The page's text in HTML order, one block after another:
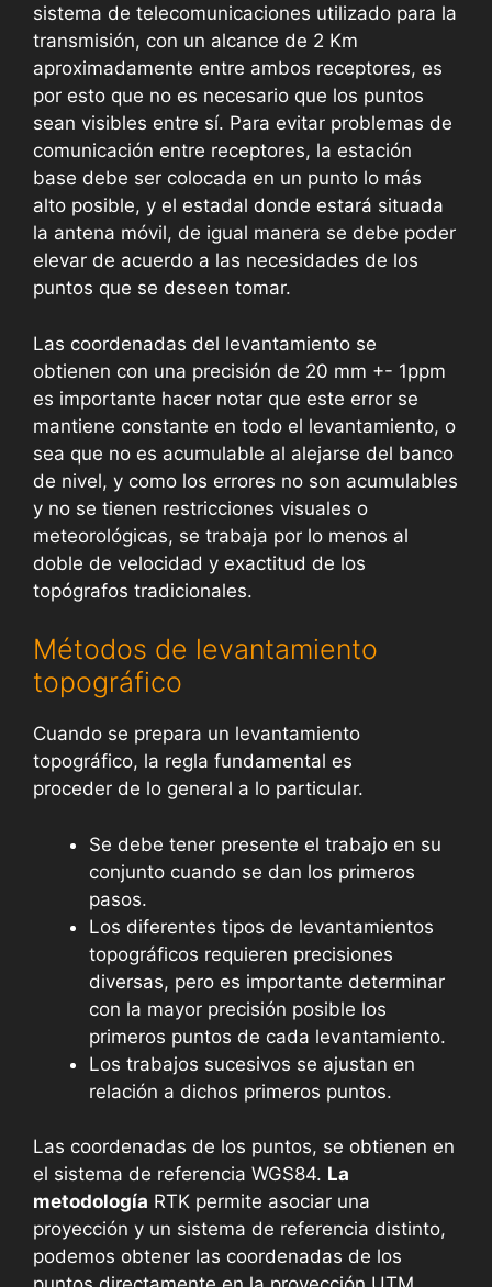
sistema de telecomunicaciones utilizado para la
transmisión, con un alcance de 2 Km
aproximadamente entre ambos receptores, es
por esto que no es necesario que los puntos
sean visibles entre sí. Para evitar problemas de
comunicación entre receptores, la estación
base debe ser colocada en un punto lo más
alto posible, y el estadal donde estará situada
la antena móvil, de igual manera se debe poder
elevar de acuerdo a las necesidades de los
puntos que se deseen tomar.
Las coordenadas del levantamiento se
obtienen con una precisión de 20 mm +- 1ppm
es importante hacer notar que este error se
mantiene constante en todo el levantamiento, o
sea que no es acumulable al alejarse del banco
de nivel, y como los errores no son acumulables
y no se tienen restricciones visuales o
meteorológicas, se trabaja por lo menos al
doble de velocidad y exactitud de los
topógrafos tradicionales.
Métodos de levantamiento
topográfico
Cuando se prepara un levantamiento
topográfico, la regla fundamental es
proceder de lo general a lo particular.
Se debe tener presente el trabajo en su
conjunto cuando se dan los primeros
pasos.
Los diferentes tipos de levantamientos
topográficos requieren precisiones
diversas, pero es importante determinar
con la mayor precisión posible los
primeros puntos de cada levantamiento.
Los trabajos sucesivos se ajustan en
relación a dichos primeros puntos.
Las coordenadas de los puntos, se obtienen en
el sistema de referencia WGS84. La
metodología RTK permite asociar una
proyección y un sistema de referencia distinto,
podemos obtener las coordenadas de los